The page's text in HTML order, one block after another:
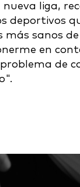
liga,
deportivos
sanos
en
de